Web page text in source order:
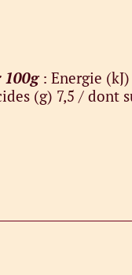
100g: Energie (kJ)
(g) 7,5 / dont